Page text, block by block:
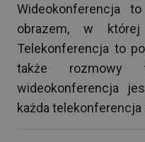
Wideokonferencja
obrazem, w
Telekonferencja to
także rozmowy
wideokonferencja
każda telekonferencja